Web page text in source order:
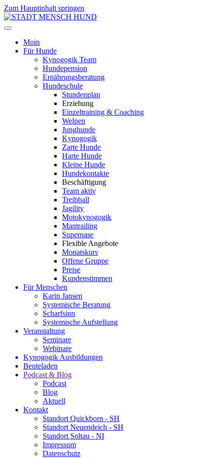
Zum Hauptinhalt springen
Moin
Für Hunde
Kynogogik Team
Hundepension
Ernährungsberatung
Hundeschule
Stundenplan
Erziehung
Einzeltraining & Coaching
Welpen
Junghunde
Kynogogik
Zarte Hunde
Harte Hunde
Kleine Hunde
Hundekontakte
Beschäftigung
Team aktiv
Treibball
Jagility
Motokynogogik
Mantrailing
Supernase
Flexible Angebote
Monatskurs
Offene Gruppe
Preise
Kundenstimmen
Für Menschen
Karin Jansen
Systemische Beratung
Scharfsinn
Systemische Aufstellung
Veranstaltung
Seminare
Webinare
Kynogogik Ausbildungen
Beuteladen
Podcast & Blog
Podcast
Blog
Aktuell
Kontakt
Standort Quickborn - SH
Standort Neuendeich - SH
Standort Soltau - NI
Impressum
Datenschutz